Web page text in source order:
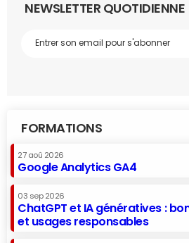
NEWSLETTER QUOTIDIENNE
FORMATIONS
27 aoû 2026
Google Analytics GA4
03 sep 2026
ChatGPT et IA génératives :
et usages responsables